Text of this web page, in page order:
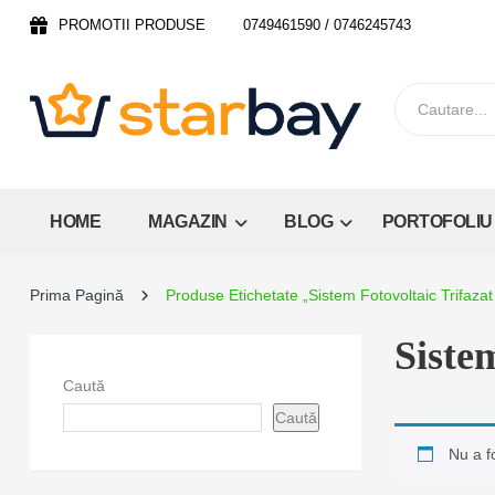
PROMOTII PRODUSE 0749461590 / 0746245743
HOME MAGAZIN BLOG PORTOFOLIU
Prima Pagină Produse Etichetate „Sistem Fotovoltaic
Caută
Caută
Nu a